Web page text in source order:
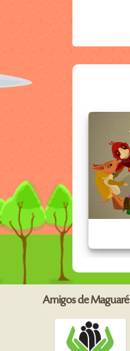
Amigos de Maguaré